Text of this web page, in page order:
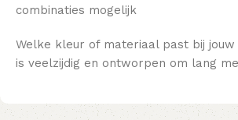
combinaties mogelijk
Welke kleur of materiaal past bij
is veelzijdig en ontworpen om lang